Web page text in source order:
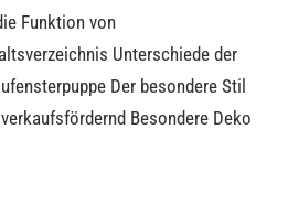
Funktion von
Unterschiede der
Der besondere Stil
Besondere Deko